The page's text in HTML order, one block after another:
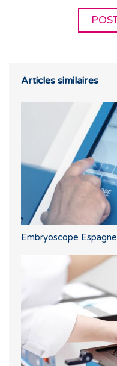
Articles similaires
Embryoscope Espagne